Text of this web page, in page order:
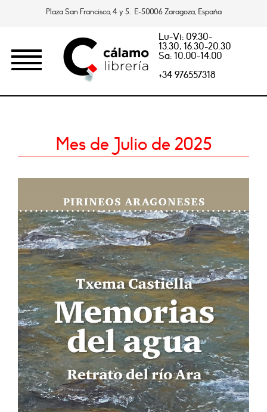
Plaza San Francisco, 4 y 5. E-50006 Zaragoza, España
Lu-Vi: 09.30-
13.30, 16.30-20.30
Sa: 10.00-14.00
+34 976557318
Mes de Julio de 2025